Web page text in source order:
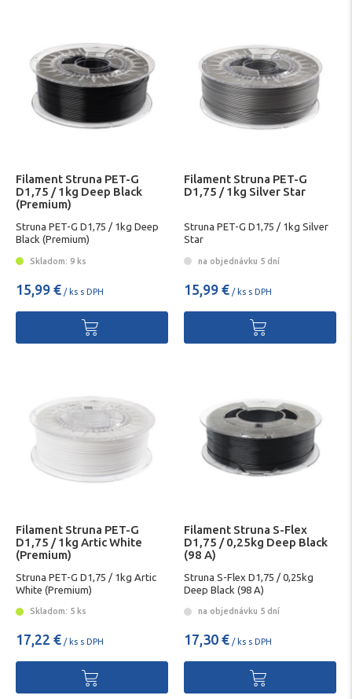
Filament Struna PET-G
D1,75 / 1kg Deep Black
(Premium)
Struna PET-G D1,75 / 1kg Deep
Black (Premium)
Skladom: 9 ks
15,99 € / ks s DPH
Filament Struna PET-G
D1,75 / 1kg Silver Star
Struna PET-G D1,75 / 1kg Silver
Star
na objednávku 5 dní
15,99 € / ks s DPH
Filament Struna PET-G
D1,75 / 1kg Artic White
(Premium)
Struna PET-G D1,75 / 1kg Artic
White (Premium)
Skladom: 5 ks
17,22 € / ks s DPH
Filament Struna S-Flex
D1,75 / 0,25kg Deep Black
(98 A)
Struna S-Flex D1,75 / 0,25kg
Deep Black (98 A)
na objednávku 5 dní
17,30 € / ks s DPH